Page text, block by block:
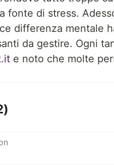
fonte di stress.
differenza mentale
da gestire. Ogni
e noto che molte